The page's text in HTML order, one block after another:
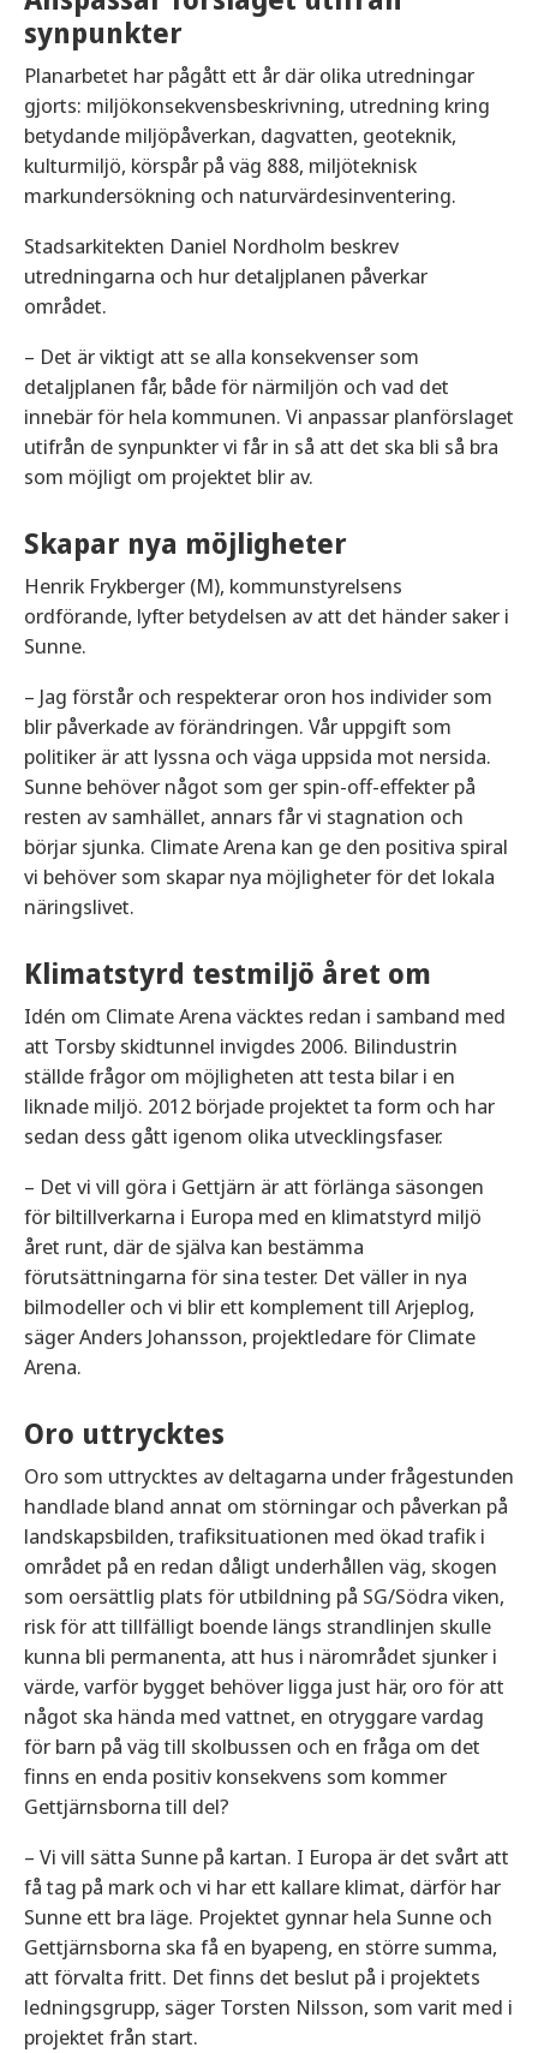
synpunkter
Planarbetet har pågått ett år där olika utredningar
gjorts: miljökonsekvensbeskrivning, utredning kring
betydande miljöpåverkan, dagvatten, geoteknik,
kulturmiljö, körspår på väg 888, miljöteknisk
markundersökning och naturvärdesinventering.
Stadsarkitekten Daniel Nordholm beskrev
utredningarna och hur detaljplanen påverkar
området.
– Det är viktigt att se alla konsekvenser som
detaljplanen får, både för närmiljön och vad det
innebär för hela kommunen. Vi anpassar planförslaget
utifrån de synpunkter vi får in så att det ska bli så bra
som möjligt om projektet blir av.
Skapar nya möjligheter
Henrik Frykberger (M), kommunstyrelsens
ordförande, lyfter betydelsen av att det händer saker i
Sunne.
– Jag förstår och respekterar oron hos individer som
blir påverkade av förändringen. Vår uppgift som
politiker är att lyssna och väga uppsida mot nersida.
Sunne behöver något som ger spin-off-effekter på
resten av samhället, annars får vi stagnation och
börjar sjunka. Climate Arena kan ge den positiva spiral
vi behöver som skapar nya möjligheter för det lokala
näringslivet.
Klimatstyrd testmiljö året om
Idén om Climate Arena väcktes redan i samband med
att Torsby skidtunnel invigdes 2006. Bilindustrin
ställde frågor om möjligheten att testa bilar i en
liknade miljö. 2012 började projektet ta form och har
sedan dess gått igenom olika utvecklingsfaser.
– Det vi vill göra i Gettjärn är att förlänga säsongen
för biltillverkarna i Europa med en klimatstyrd miljö
året runt, där de själva kan bestämma
förutsättningarna för sina tester. Det väller in nya
bilmodeller och vi blir ett komplement till Arjeplog,
säger Anders Johansson, projektledare för Climate
Arena.
Oro uttrycktes
Oro som uttrycktes av deltagarna under frågestunden
handlade bland annat om störningar och påverkan på
landskapsbilden, trafiksituationen med ökad trafik i
området på en redan dåligt underhållen väg, skogen
som oersättlig plats för utbildning på SG/Södra viken,
risk för att tillfälligt boende längs strandlinjen skulle
kunna bli permanenta, att hus i närområdet sjunker i
värde, varför bygget behöver ligga just här, oro för att
något ska hända med vattnet, en otryggare vardag
för barn på väg till skolbussen och en fråga om det
finns en enda positiv konsekvens som kommer
Gettjärnsborna till del?
– Vi vill sätta Sunne på kartan. I Europa är det svårt att
få tag på mark och vi har ett kallare klimat, därför har
Sunne ett bra läge. Projektet gynnar hela Sunne och
Gettjärnsborna ska få en byapeng, en större summa,
att förvalta fritt. Det finns det beslut på i projektets
ledningsgrupp, säger Torsten Nilsson, som varit med i
projektet från start.